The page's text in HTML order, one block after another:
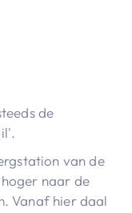
de
van de
naar de
Vanaf hier daal